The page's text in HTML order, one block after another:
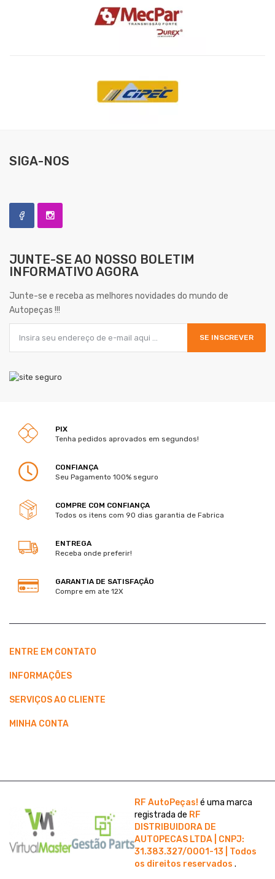
SIGA-NOS
JUNTE-SE AO NOSSO BOLETIM
INFORMATIVO AGORA
Junte-se e receba as melhores novidades do mundo de
Autopeças !!!
SE INSCREVER
PIX
Tenha pedidos aprovados em segundos!
CONFIANÇA
Seu Pagamento 100% seguro
COMPRE COM CONFIANÇA
Todos os itens com 90 dias garantia de Fabrica
ENTREGA
Receba onde preferir!
GARANTIA DE SATISFAÇÃO
Compre em ate 12X
ENTRE EM CONTATO
INFORMAÇÕES
SERVIÇOS AO CLIENTE
MINHA CONTA
RF AutoPeças! é uma marca
registrada de RF
DISTRIBUIDORA DE
AUTOPECAS LTDA | CNPJ:
31.383.327/0001-13 | Todos
os direitos reservados.